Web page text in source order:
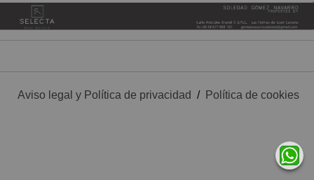
Aviso legal y Política de privacidad / Política de cookies